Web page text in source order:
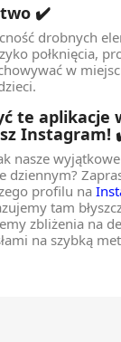
✔️
drobnych
połknięcia,
w
te aplikacje
Instagram!
nasze
dziennym?
profilu na
tam
zbliżenia na
na szybką